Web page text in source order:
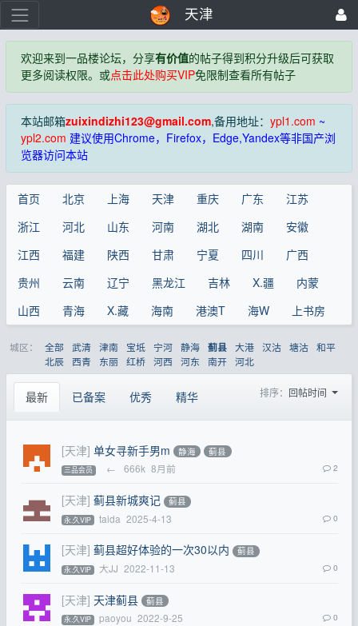
天津
欢迎来到一品楼论坛，分享有价值的帖子得到积分升级后可获取
更多阅读权限。或点击此处购买VIP免限制查看所有帖子
本站邮箱zuixindizhi123@gmail.com,备用地址： ypl1.com ~
ypl2.com 建议使用Chrome，Firefox，Edge,Yandex等非国产浏
览器访问本站
首页 北京 上海 天津 重庆 广东
江苏
浙江
河北 山东 河南 湖北 湖南
安徽
江西
福建 陕西 甘肃 宁夏 四川
广西
贵州
云南 辽宁 黑龙江 吉林 X.疆
内蒙
山西
青海 X.藏 海南 港澳T 海W 上书房
城区： 全部 武清 津南 宝坻 宁河 静海 蓟县 大港 汉沽 塘沽 和平
北辰 西青 东丽 红桥 河西 河东 南开 河北
最新 已备案 优秀 精华 排序： 回帖时间
[天津] 单女寻新手男m 静海 蓟县
三品会员 ← 666k 8月前 2
[天津] 蓟县新城爽记 蓟县
永.久VIP taida 2025-4-13 0
[天津] 蓟县超好体验的一次30以内 蓟县
永.久VIP 大JJ 2022-11-13 0
[天津] 天津蓟县 蓟县
永.久VIP paoyou 2022-9-25 0